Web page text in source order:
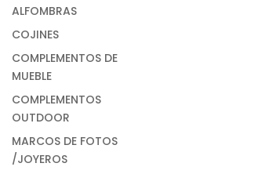
ALFOMBRAS
COJINES
COMPLEMENTOS DE
MUEBLE
COMPLEMENTOS
OUTDOOR
MARCOS DE FOTOS
/JOYEROS